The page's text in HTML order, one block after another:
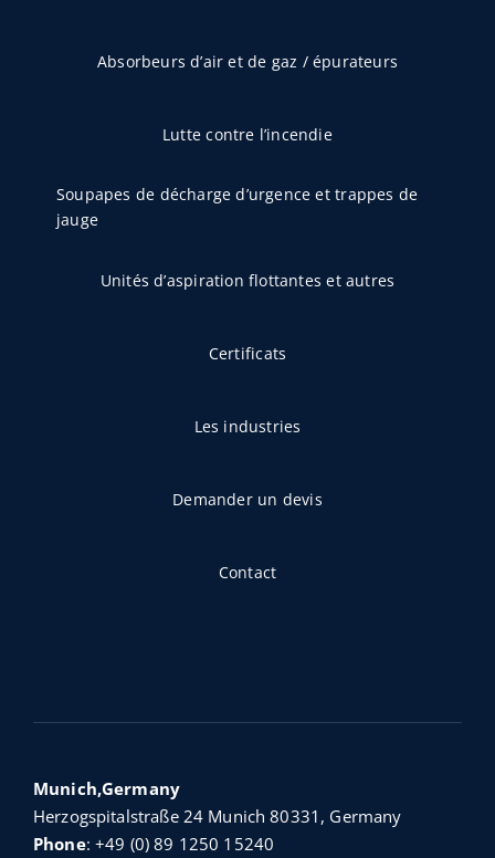
Absorbeurs d’air et de gaz / épurateurs
Lutte contre l’incendie
Soupapes de décharge d’urgence et trappes de
jauge
Unités d’aspiration flottantes et autres
Certificats
Les industries
Demander un devis
Contact
Munich,Germany
Herzogspitalstraße 24 Munich 80331, Germany
Phone:+49 (0) 89 1250 15240